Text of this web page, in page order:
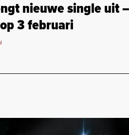
nieuwe single uit
3 februari